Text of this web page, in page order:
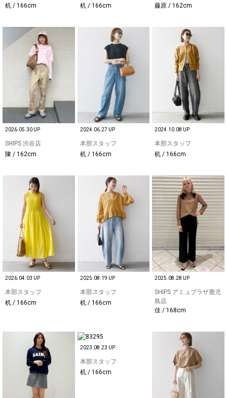
机 / 166cm
机 / 166cm
藤原 / 162cm
2026.05.30 UP
SHIPS 渋谷店
陳 / 162cm
2024.06.27 UP
本部スタッフ
机 / 166cm
2024.10.08 UP
本部スタッフ
机 / 166cm
2026.04.03 UP
本部スタッフ
机 / 166cm
2025.08.19 UP
本部スタッフ
机 / 166cm
2025.08.28 UP
SHIPS アミュプラザ鹿児
島店
佳 / 168cm
2023.08.23 UP
本部スタッフ
机 / 166cm